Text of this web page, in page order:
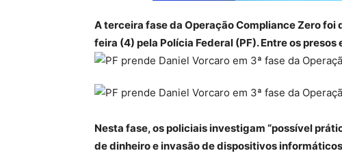
A terceira fase da Operação Compliance Zero
feira (4) pela Polícia Federal (PF). Entre os
Nesta fase, os policiais investigam “possível
de dinheiro e invasão de dispositivos